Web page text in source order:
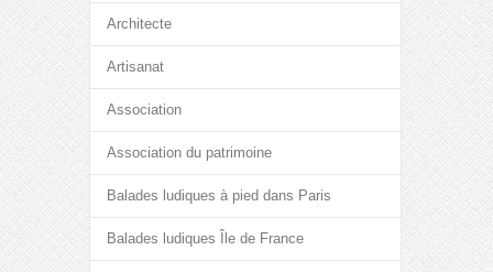
Architecte
Artisanat
Association
Association du patrimoine
Balades ludiques à pied dans Paris
Balades ludiques Île de France